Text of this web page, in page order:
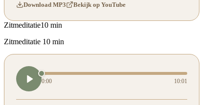
Download MP3 Bekijk op YouTube
Zitmeditatie10 min
Zitmeditatie 10 min
0:00 10:01